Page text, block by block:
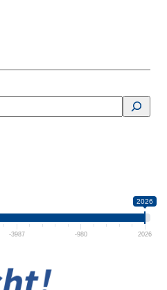
2026
-3987 -980 2026